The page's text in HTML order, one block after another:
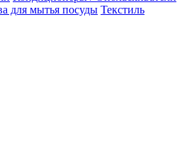
для мытья посуды Текстиль